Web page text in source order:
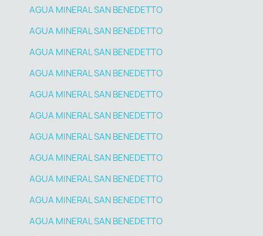
AGUA MINERAL SAN BENEDETTO
AGUA MINERAL SAN BENEDETTO
AGUA MINERAL SAN BENEDETTO
AGUA MINERAL SAN BENEDETTO
AGUA MINERAL SAN BENEDETTO
AGUA MINERAL SAN BENEDETTO
AGUA MINERAL SAN BENEDETTO
AGUA MINERAL SAN BENEDETTO
AGUA MINERAL SAN BENEDETTO
AGUA MINERAL SAN BENEDETTO
AGUA MINERAL SAN BENEDETTO